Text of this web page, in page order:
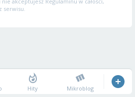
serwisu.
Hity Mikroblog